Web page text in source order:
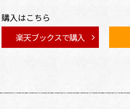
購入はこちら
楽天ブックスで購入